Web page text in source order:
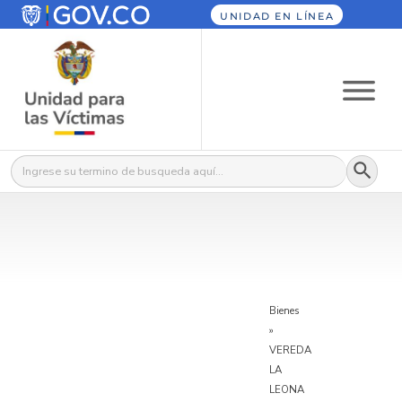
UNIDAD EN LÍNEA
Buscar: Botón
Bienes
»
VEREDA
LA
LEONA